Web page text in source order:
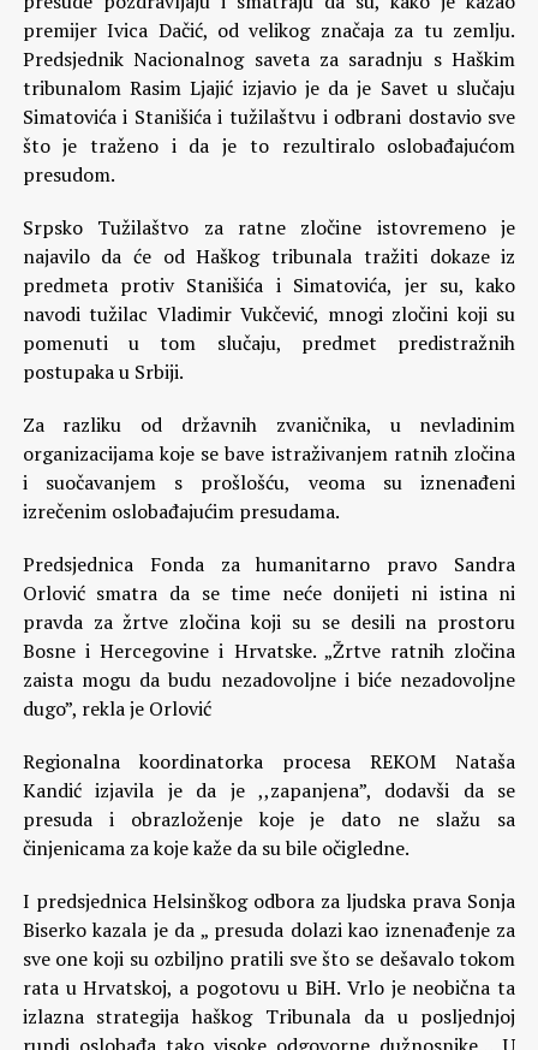
premijer Ivica Dačić, od velikog značaja za tu zemlju.
Predsjednik Nacionalnog saveta za saradnju s Haškim
tribunalom Rasim Ljajić izjavio je da je Savet u slučaju
Simatovića i Stanišića i tužilaštvu i odbrani dostavio sve
što je traženo i da je to rezultiralo oslobađajućom
presudom.
Srpsko Tužilaštvo za ratne zločine istovremeno je
najavilo da će od Haškog tribunala tražiti dokaze iz
predmeta protiv Stanišića i Simatovića, jer su, kako
navodi tužilac Vladimir Vukčević, mnogi zločini koji su
pomenuti u tom slučaju, predmet predistražnih
postupaka u Srbiji.
Za razliku od državnih zvaničnika, u nevladinim
organizacijama koje se bave istraživanjem ratnih zločina
i suočavanjem s prošlošću, veoma su iznenađeni
izrečenim oslobađajućim presudama.
Predsjednica Fonda za humanitarno pravo Sandra
Orlović smatra da se time neće donijeti ni istina ni
pravda za žrtve zločina koji su se desili na prostoru
Bosne i Hercegovine i Hrvatske. „Žrtve ratnih zločina
zaista mogu da budu nezadovoljne i biće nezadovoljne
dugo”, rekla je Orlović
Regionalna koordinatorka procesa REKOM Nataša
Kandić izjavila je da je ,,zapanjena”, dodavši da se
presuda i obrazloženje koje je dato ne slažu sa
činjenicama za koje kaže da su bile očigledne.
I predsjednica Helsinškog odbora za ljudska prava Sonja
Biserko kazala je da „ presuda dolazi kao iznenađenje za
sve one koji su ozbiljno pratili sve što se dešavalo tokom
rata u Hrvatskoj, a pogotovu u BiH. Vrlo je neobična ta
izlazna strategija haškog Tribunala da u posljednjoj